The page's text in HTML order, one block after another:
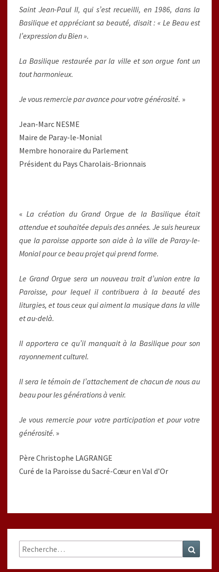
Saint Jean-Paul II, qui s’est recueilli, en 1986, dans la
Basilique et appréciant sa beauté, disait : « Le Beau est
l’expression du Bien ».
La Basilique restaurée par la ville et son orgue font un
tout harmonieux.
Je vous remercie par avance pour votre générosité. »
Jean-Marc NESME
Maire de Paray-le-Monial
Membre honoraire du Parlement
Président du Pays Charolais-Brionnais
«La création du Grand Orgue de la Basilique était
attendue et souhaitée depuis des années. Je suis heureux
que la paroisse apporte son aide à la ville de Paray-le-
Monial pour ce beau projet qui prend forme.
Le Grand Orgue sera un nouveau trait d’union entre la
Paroisse, pour lequel il contribuera à la beauté des
liturgies, et tous ceux qui aiment la musique dans la ville
et au-delà.
Il apportera ce qu’il manquait à la Basilique pour son
rayonnement culturel.
Il sera le témoin de l’attachement de chacun de nous au
beau pour les générations à venir.
Je vous remercie pour votre participation et pour votre
générosité. »
Père Christophe LAGRANGE
Curé de la Paroisse du Sacré-Cœur en Val d’Or
Rechercher :